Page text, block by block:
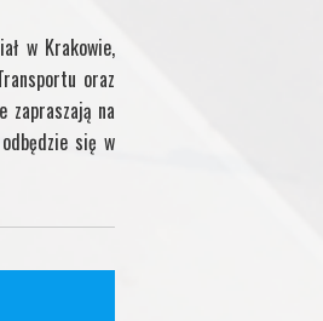
w Krakowie,
oraz
zapraszają na
się w